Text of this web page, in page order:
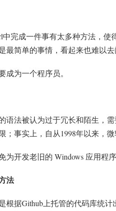
中完成一件事有太多种方法，
最简单的事情，看起来也难以去
成为一个程序员。
语法被认为过于冗长和陌生，
；事实上，自从1998年以来，
为开发老旧的 Windows 应用程序
法
根据Github上托管的代码库统